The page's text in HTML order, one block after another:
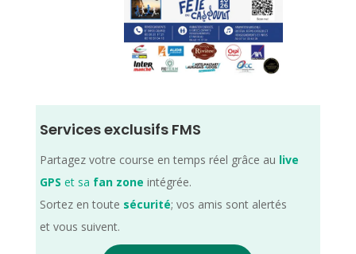
Services exclusifs FMS
Partagez votre course en temps réel grâce au live
GPS et sa fan zone intégrée.
Sortez en toute sécurité; vos amis sont alertés
et vous suivent.